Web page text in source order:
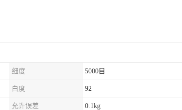
细度 5000目
白度 92
允许误差 0.1kg